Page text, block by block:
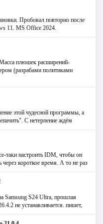
Пробовал повторно после
11. MS Offiсe 2024.
плюшек расширений-
(разрабами политиками
этой чудесной программы, а
С нетерпение ждём
таки настроить IDM, чтобы он
через короткое время. А то не раз
Samsung S24 Ultra, прошлая
не устанавливается. пишет,